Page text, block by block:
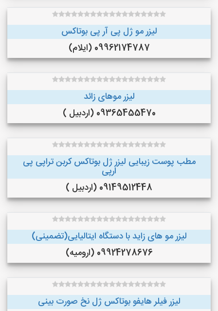
لیزر مو ژل پی آر پی بوتاکس
09962174787 (ایلام)
لیزر موهای زائد
09365455470 (اردبیل )
مطب پوست زیبایی لیزر ژل بوتاکس کربن تراپی پی
ارپی
09149512448 (اردبیل )
لیزر مو های زاید با دستگاه ایتالیایی(تضمینی)
09924278676 (ارومیه)
لیزر فیلر هایفو بوتاکس ژل نخ صورت بینی